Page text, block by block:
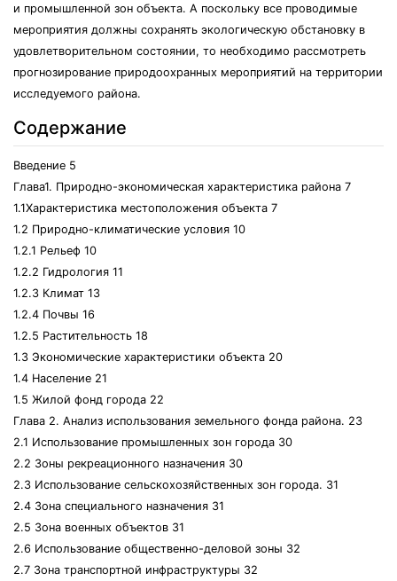
и промышленной зон объекта. А поскольку все проводимые
мероприятия должны сохранять экологическую обстановку в
удовлетворительном состоянии, то необходимо рассмотреть
прогнозирование природоохранных мероприятий на территории
исследуемого района.
Содержание
Введение 5
Глава1. Природно-экономическая характеристика района 7
1.1Характеристика местоположения объекта 7
1.2 Природно-климатические условия 10
1.2.1 Рельеф 10
1.2.2 Гидрология 11
1.2.3 Климат 13
1.2.4 Почвы 16
1.2.5 Растительность 18
1.3 Экономические характеристики объекта 20
1.4 Население 21
1.5 Жилой фонд города 22
Глава 2. Анализ использования земельного фонда района. 23
2.1 Использование промышленных зон города 30
2.2 Зоны рекреационного назначения 30
2.3 Использование сельскохозяйственных зон города. 31
2.4 Зона специального назначения 31
2.5 Зона военных объектов 31
2.6 Использование общественно-деловой зоны 32
2.7 Зона транспортной инфраструктуры 32